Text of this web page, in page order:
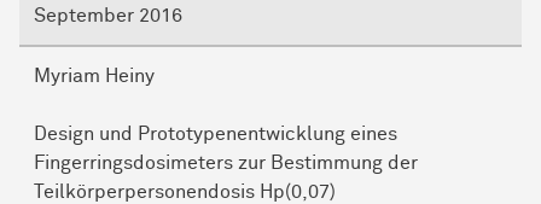
September 2016
Myriam Heiny
Design und Prototypenentwicklung eines
Fingerringsdosimeters zur Bestimmung der
Teilkörperpersonendosis Hp(0,07)